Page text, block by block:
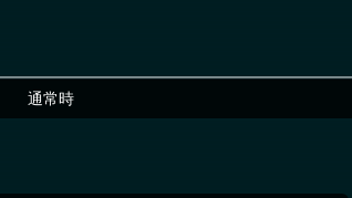
通常時